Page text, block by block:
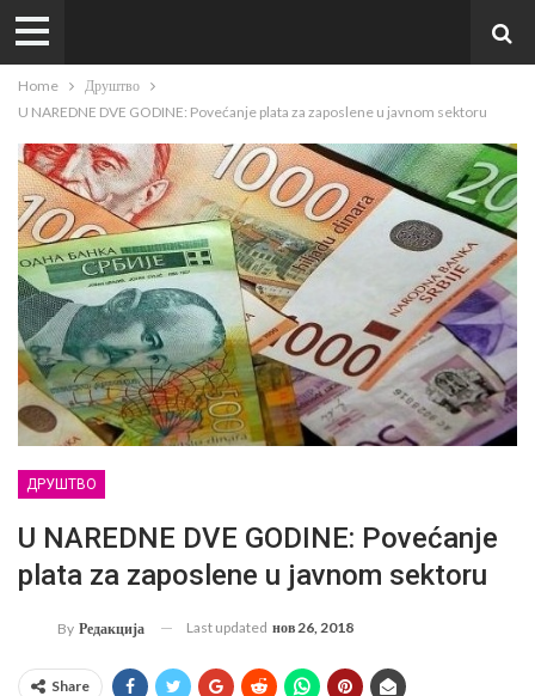
Home
Друштво
U NAREDNE DVE GODINE: Povećanje plata za zaposlene u javnom sektoru
ДРУШТВО
U NAREDNE DVE GODINE: Povećanje
plata za zaposlene u javnom sektoru
By Редакција Last updated нов 26, 2018
Share